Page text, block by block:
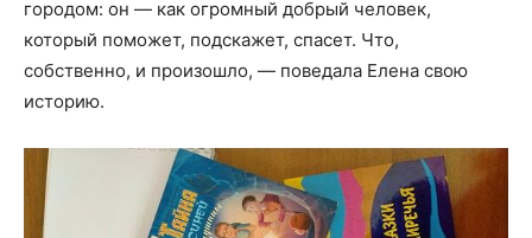
городом: он — как огромный добрый человек,
который поможет, подскажет, спасет. Что,
собственно, и произошло, — поведала Елена свою
историю.